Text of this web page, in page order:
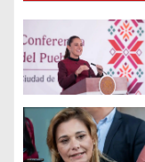
g
a
c
i